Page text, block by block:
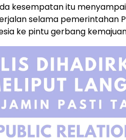
kesempatan itu
selama pemerintahan
ke pintu gerbang